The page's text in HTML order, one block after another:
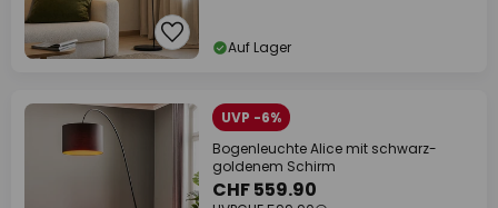
Auf Lager
UVP -6%
Bogenleuchte Alice mit schwarz-
goldenem Schirm
CHF 559.90